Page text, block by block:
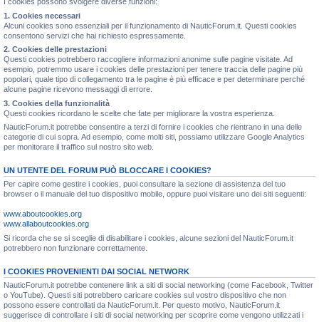
1. Cookies necessari
Alcuni cookies sono essenziali per il funzionamento di NauticForum.it. Questi cookies
consentono servizi che hai richiesto espressamente.
2. Cookies delle prestazioni
Questi cookies potrebbero raccogliere informazioni anonime sulle pagine visitate. Ad
esempio, potremmo usare i cookies delle prestazioni per tenere traccia delle pagine più
popolari, quale tipo di collegamento tra le pagine è più efficace e per determinare perché
alcune pagine ricevono messaggi di errore.
3. Cookies della funzionalità
Questi cookies ricordano le scelte che fate per migliorare la vostra esperienza.
NauticForum.it potrebbe consentire a terzi di fornire i cookies che rientrano in una delle
categorie di cui sopra. Ad esempio, come molti siti, possiamo utilizzare Google Analytics
per monitorare il traffico sul nostro sito web.
UN UTENTE DEL FORUM PUÒ BLOCCARE I COOKIES?
Per capire come gestire i cookies, puoi consultare la sezione di assistenza del tuo
browser o il manuale del tuo dispositivo mobile, oppure puoi visitare uno dei siti seguenti:
www.aboutcookies.org
www.allaboutcookies.org
Si ricorda che se si sceglie di disabilitare i cookies, alcune sezioni del NauticForum.it
potrebbero non funzionare correttamente.
I COOKIES PROVENIENTI DAI SOCIAL NETWORK
NauticForum.it potrebbe contenere link a siti di social networking (come Facebook, Twitter
o YouTube). Questi siti potrebbero caricare cookies sul vostro dispositivo che non
possono essere controllati da NauticForum.it. Per questo motivo, NauticForum.it
suggerisce di controllare i siti di social networking per scoprire come vengono utilizzati i